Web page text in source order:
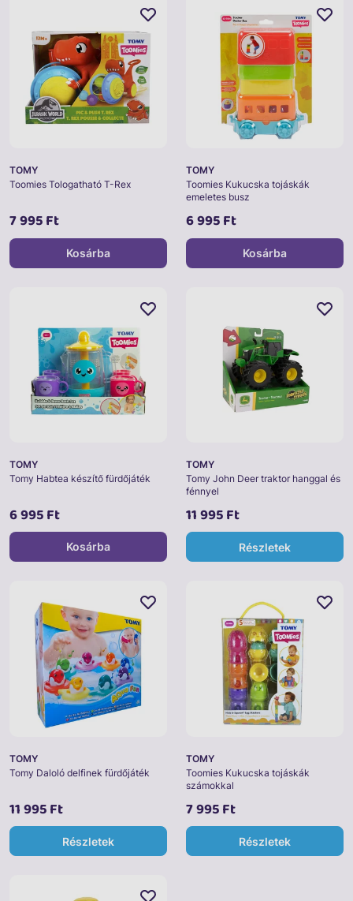
TOMY
Toomies Tologatható T-Rex
7 995 Ft
Kosárba
TOMY
Toomies Kukucska tojáskák
emeletes busz
6 995 Ft
Kosárba
TOMY
Tomy Habtea készítő fürdőjáték
6 995 Ft
Kosárba
TOMY
Tomy John Deer traktor hanggal és
fénnyel
11 995 Ft
Részletek
TOMY
Tomy Daloló delfinek fürdőjáték
11 995 Ft
Részletek
TOMY
Toomies Kukucska tojáskák
számokkal
7 995 Ft
Részletek